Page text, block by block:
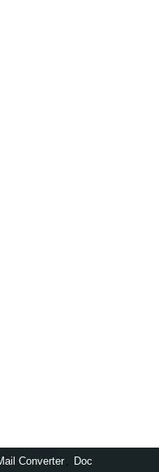
Converter ,
Doc